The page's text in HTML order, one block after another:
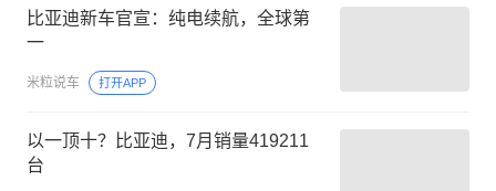
比亚迪新车官宣：纯电续航，全球第
一
米粒说车 打开APP
以一顶十？比亚迪，7月销量419211
台